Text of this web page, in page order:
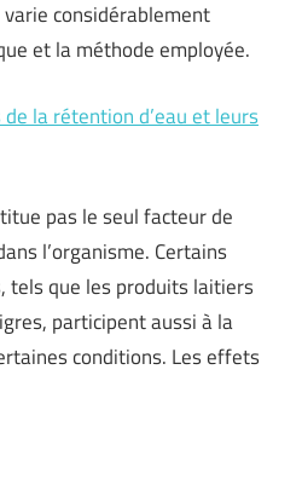
varie considérablement
et la méthode employée.
la rétention d’eau et leurs
pas le seul facteur de
l’organisme. Certains
tels que les produits laitiers
participent aussi à la
conditions. Les effets